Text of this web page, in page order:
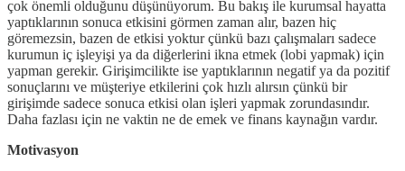
çok önemli olduğunu düşünüyorum. Bu bakış ile kurumsal hayatta
yaptıklarının sonuca etkisini görmen zaman alır, bazen hiç
göremezsin, bazen de etkisi yoktur çünkü bazı çalışmaları sadece
kurumun iç işleyişi ya da diğerlerini ikna etmek (lobi yapmak) için
yapman gerekir. Girişimcilikte ise yaptıklarının negatif ya da pozitif
sonuçlarını ve müşteriye etkilerini çok hızlı alırsın çünkü bir
girişimde sadece sonuca etkisi olan işleri yapmak zorundasındır.
Daha fazlası için ne vaktin ne de emek ve finans kaynağın vardır.
Motivasyon